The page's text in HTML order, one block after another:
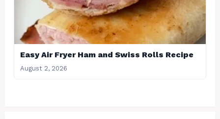
Easy Air Fryer Ham and Swiss Rolls Recipe
August 2, 2026